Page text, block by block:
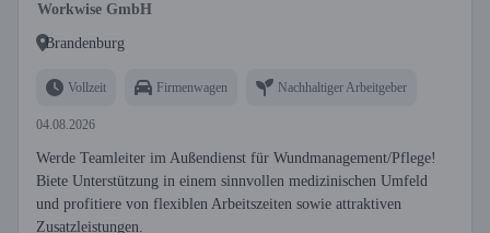
Workwise GmbH
Brandenburg
Vollzeit Firmenwagen Nachhaltiger Arbeitgeber
04.08.2026
Werde Teamleiter im Außendienst für Wundmanagement/Pflege!
Biete Unterstützung in einem sinnvollen medizinischen Umfeld
und profitiere von flexiblen Arbeitszeiten sowie attraktiven
Zusatzleistungen.